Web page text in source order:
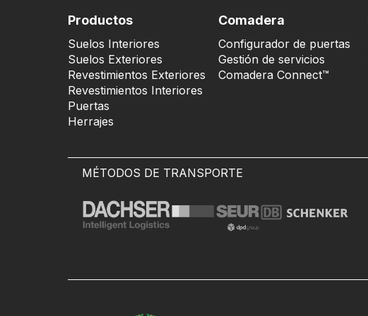
Productos
Suelos Interiores
Suelos Exteriores
Revestimientos Exteriores
Revestimientos Interiores
Puertas
Herrajes
Comadera
Configurador de puertas
Gestión de servicios
Comadera Connect™
MÉTODOS DE TRANSPORTE